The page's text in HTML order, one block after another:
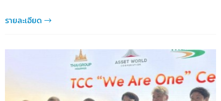
รายละเอียด